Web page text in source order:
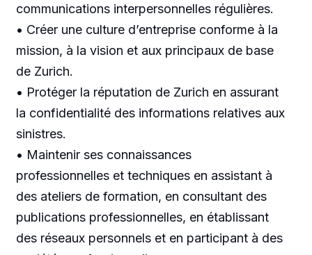
communications interpersonnelles régulières.
• Créer une culture d’entreprise conforme à la
mission, à la vision et aux principaux de base
de Zurich.
• Protéger la réputation de Zurich en assurant
la confidentialité des informations relatives aux
sinistres.
• Maintenir ses connaissances
professionnelles et techniques en assistant à
des ateliers de formation, en consultant des
publications professionnelles, en établissant
des réseaux personnels et en participant à des